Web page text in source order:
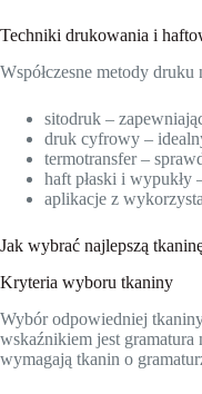
Techniki drukowania i
Współczesne metody
sitodruk –
druk cyfrowy –
termotransfer –
haft płaski i
aplikacje z
Jak wybrać najlepszą
Kryteria wyboru tkaniny
Wybór odpowiedniej
wskaźnikiem jest gramatura
wymagają tkanin o